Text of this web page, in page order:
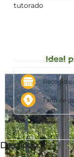
tutorado
1 año de
Descripción